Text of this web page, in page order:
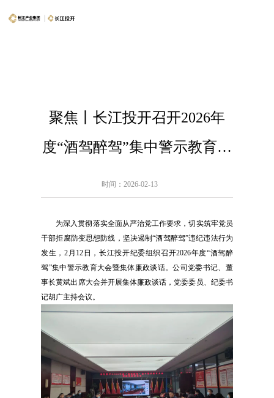
聚焦丨长江投开召开2026年
度“酒驾醉驾”集中警示教育大
时间：2026-02-13
为深入贯彻落实全面从严治党工作要求，切实筑牢党员
干部拒腐防变思想防线，坚决遏制“酒驾醉驾”违纪违法行为
发生，2月12日，长江投开纪委组织召开2026年度“酒驾醉
驾”集中警示教育大会暨集体廉政谈话。公司党委书记、董
事长黄斌出席大会并开展集体廉政谈话，党委委员、纪委书
记胡广主持会议。